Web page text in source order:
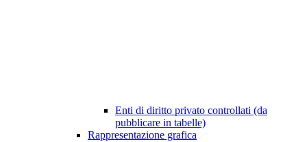
Enti di diritto privato controllati (da
pubblicare in tabelle)
Rappresentazione grafica